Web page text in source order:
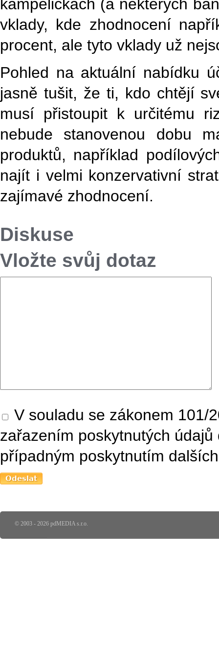
kampeličkách (a některých
vklady, kde zhodnocení
procent, ale tyto vklady už
Pohled na aktuální nabídku
jasně tušit, že ti, kdo chtějí
musí přistoupit k určitému
nebude stanovenou dobu
produktů, například
najít i velmi konzervativní
zajímavé zhodnocení.
Diskuse
Vložte svůj dotaz
V souladu se zákonem 101/
zařazením poskytnutých
případným poskytnutím
© 2003 - 2026 pdMEDIA s.r.o.